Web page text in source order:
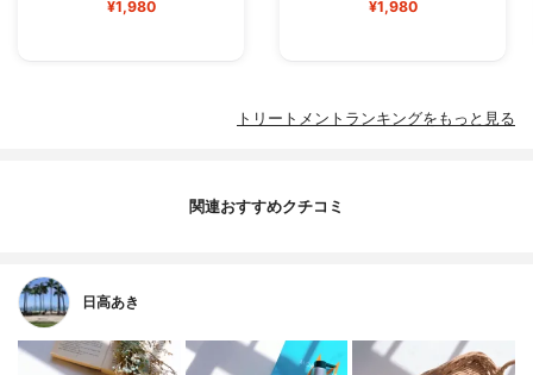
¥1,980 ¥1,980
トリートメントランキングをもっと見る
関連おすすめクチコミ
日高あき